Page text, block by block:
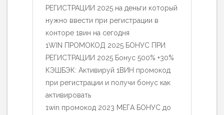
РЕГИСТРАЦИИ 2025 на деньги который
нужно ввести при регистрации в
конторе 1вин на сегодня
1WIN ПРОМОКОД 2025 БОНУС ПРИ
РЕГИСТРАЦИИ 2025 Бонус 500% +30%
КЭШБЭК: Активируй 1ВИН промокод
при регистрации и получи бонус как
активировать
1win промокод 2023 МЕГА БОНУС до